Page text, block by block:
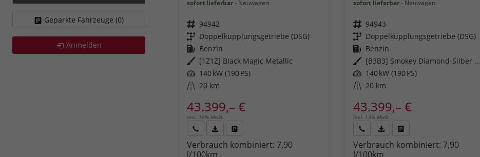
sofort lieferbar Neuwagen
Fahrzeugnr. 94942
Getriebe Doppelkupplungsgetriebe (DSG)
Kraftstoff Benzin
Außenfarbe [1Z1Z] Black Magic Metallic
Leistung 140 kW (190 PS)
Kilometerstand 20 km
43.399,– €
incl. 19% MwSt.
anfordernDatei, drucken,
Verbrauch kombiniert: 7,90
l/100km
sofort lieferbar Neuwagen
Fahrzeugnr. 94943
Getriebe Doppelkupplungsgetriebe (DSG)
Kraftstoff Benzin
Außenfarbe
[B3B3] Smokey Diamond-Silber Metallic
Leistung 140 kW (190 PS)
Kilometerstand 20 km
43.399,– €
incl. 19% MwSt.
anfordernDatei, drucken,
Verbrauch kombiniert: 7,90
l/100km
Geparkte Fahrzeuge (0)
Anmelden